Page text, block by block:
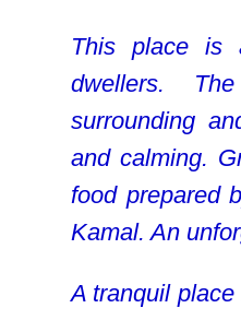
This place is
dwellers.
surrounding
and calming.
food prepared
Kamal. An
A tranquil